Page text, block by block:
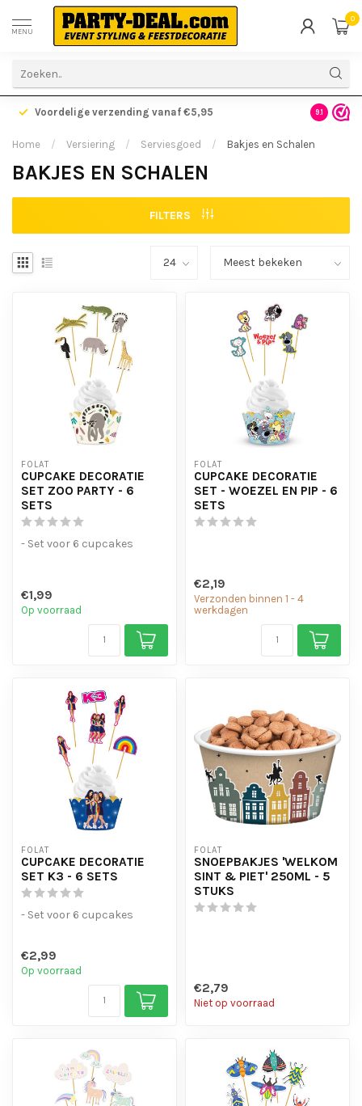
MENU
0
Voordelige verzending vanaf €5,95 Gratis
9.1
Home / Versiering / Serviesgoed / Bakjes en Schalen
BAKJES EN SCHALEN
FILTERS
FOLAT
CUPCAKE DECORATIE
SET ZOO PARTY - 6
SETS
- Set voor 6 cupcakes
€1,99
Op voorraad
FOLAT
CUPCAKE DECORATIE
SET - WOEZEL EN PIP - 6
SETS
€2,19
Verzonden binnen 1 - 4
werkdagen
FOLAT
CUPCAKE DECORATIE
SET K3 - 6 SETS
- Set voor 6 cupcakes
€2,99
Op voorraad
FOLAT
SNOEPBAKJES 'WELKOM
SINT & PIET' 250ML - 5
STUKS
€2,79
Niet op voorraad